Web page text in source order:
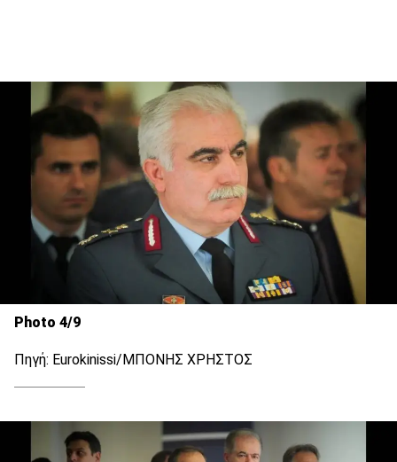
Photo 4/9
Πηγή: Eurokinissi/ΜΠΟΝΗΣ ΧΡΗΣΤΟΣ